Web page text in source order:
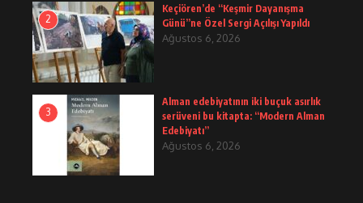
2
Keçiören’de “Keşmir Dayanışma
Günü”ne Özel Sergi Açılışı Yapıldı
Ağustos 6, 2026
3
Alman edebiyatının iki buçuk asırlık
serüveni bu kitapta: “Modern Alman
Edebiyatı”
Ağustos 6, 2026